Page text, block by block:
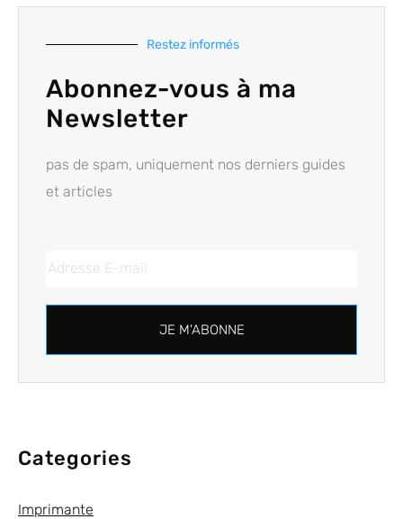
Restez informés
Abonnez-vous à ma
Newsletter
pas de spam, uniquement nos derniers guides
et articles
JE M'ABONNE
Categories
Imprimante